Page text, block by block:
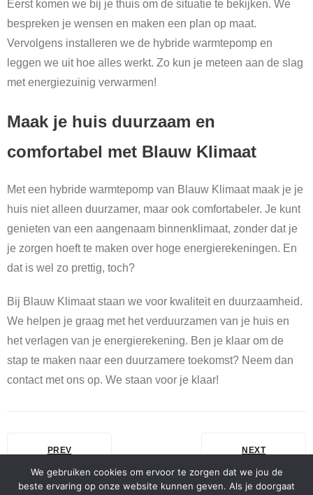
Eerst komen we bij je thuis om de situatie te bekijken. We
bespreken je wensen en maken een plan op maat.
Vervolgens installeren we de hybride warmtepomp en
leggen we uit hoe alles werkt. Zo kun je meteen aan de slag
met energiezuinig verwarmen!
Maak je huis duurzaam en
comfortabel met Blauw Klimaat
Met een hybride warmtepomp van Blauw Klimaat maak je je
huis niet alleen duurzamer, maar ook comfortabeler. Je kunt
genieten van een aangenaam binnenklimaat, zonder dat je
je zorgen hoeft te maken over hoge energierekeningen. En
dat is wel zo prettig, toch?
Bij Blauw Klimaat staan we voor kwaliteit en duurzaamheid.
We helpen je graag met het verduurzamen van je huis en
het verlagen van je energierekening. Ben je klaar om de
stap te maken naar een duurzamere toekomst? Neem dan
contact met ons op. We staan voor je klaar!
PREV NEXT
We gebruiken cookies om ervoor te zorgen dat we jou de
beste ervaring op onze website kunnen geven. Als je doorgaat